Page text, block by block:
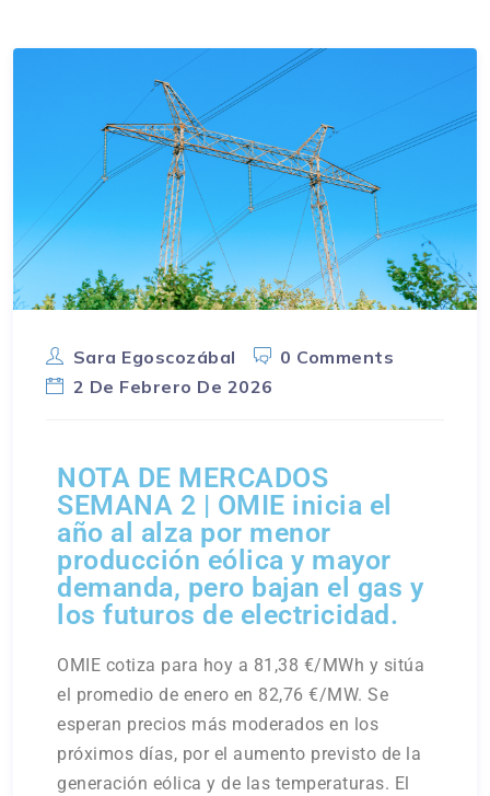
Sara Egoscozábal
0 Comments
2 De Febrero De 2026
NOTA DE MERCADOS
SEMANA 2 | OMIE inicia el
año al alza por menor
producción eólica y mayor
demanda, pero bajan el gas y
los futuros de electricidad.
OMIE cotiza para hoy a 81,38 €/MWh y sitúa
el promedio de enero en 82,76 €/MW. Se
esperan precios más moderados en los
próximos días, por el aumento previsto de la
generación eólica y de las temperaturas. El